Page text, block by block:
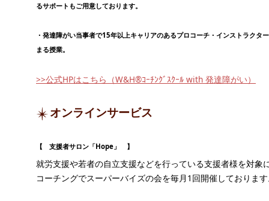
るサポートもご用意しております。
・発達障がい当事者で15年以上キャリアのあるプロコーチ・インストラクタ
まる授業。
>>公式HPはこちら（W&H®ｺｰﾁﾝｸﾞｽｸｰﾙ with 発達障がい）
オンラインサービス
【 支援者サロン「Hope」 】
就労支援や若者の自立支援などを行っている支援者様を対象
コーチングでスーパーバイズの会を毎月1回開催しておりま